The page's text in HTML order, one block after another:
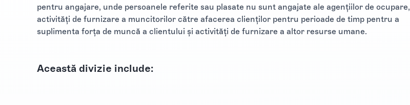
pentru angajare, unde persoanele referite sau plasate nu sunt angajate ale agențiilor de ocupare,
activități de furnizare a muncitorilor către afacerea clienților pentru perioade de timp pentru a
suplimenta forța de muncă a clientului și activități de furnizare a altor resurse umane.
Această divizie include: